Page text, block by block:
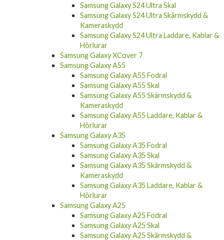
Samsung Galaxy S24 Ultra Skal
Samsung Galaxy S24 Ultra Skärmskydd &
Kameraskydd
Samsung Galaxy S24 Ultra Laddare, Kablar &
Hörlurar
Samsung Galaxy XCover 7
Samsung Galaxy A55
Samsung Galaxy A55 Fodral
Samsung Galaxy A55 Skal
Samsung Galaxy A55 Skärmskydd &
Kameraskydd
Samsung Galaxy A55 Laddare, Kablar &
Hörlurar
Samsung Galaxy A35
Samsung Galaxy A35 Fodral
Samsung Galaxy A35 Skal
Samsung Galaxy A35 Skärmskydd &
Kameraskydd
Samsung Galaxy A35 Laddare, Kablar &
Hörlurar
Samsung Galaxy A25
Samsung Galaxy A25 Fodral
Samsung Galaxy A25 Skal
Samsung Galaxy A25 Skärmskydd &